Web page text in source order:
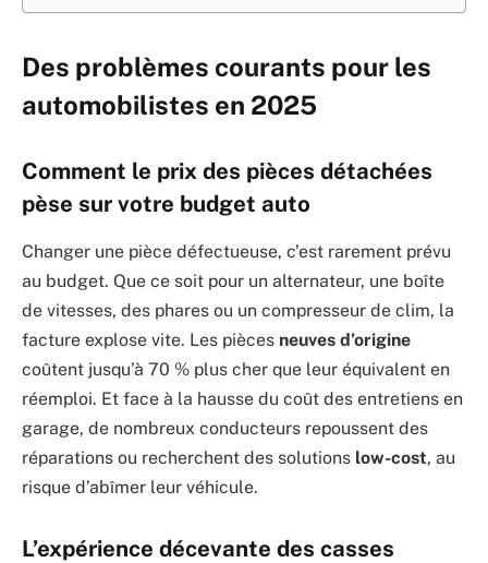
Des problèmes courants pour les
automobilistes en 2025
Comment le prix des pièces détachées
pèse sur votre budget auto
Changer une pièce défectueuse, c’est rarement prévu
au budget. Que ce soit pour un alternateur, une boîte
de vitesses, des phares ou un compresseur de clim, la
facture explose vite. Les pièces neuves d’origine
coûtent jusqu’à 70 % plus cher que leur équivalent en
réemploi. Et face à la hausse du coût des entretiens en
garage, de nombreux conducteurs repoussent des
réparations ou recherchent des solutions low-cost, au
risque d’abîmer leur véhicule.
L’expérience décevante des casses